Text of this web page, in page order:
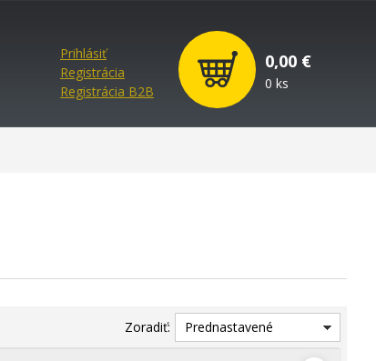
Prihlásiť
Registrácia
Registrácia B2B
0,00 €
0 ks
Zoradiť: Prednastavené